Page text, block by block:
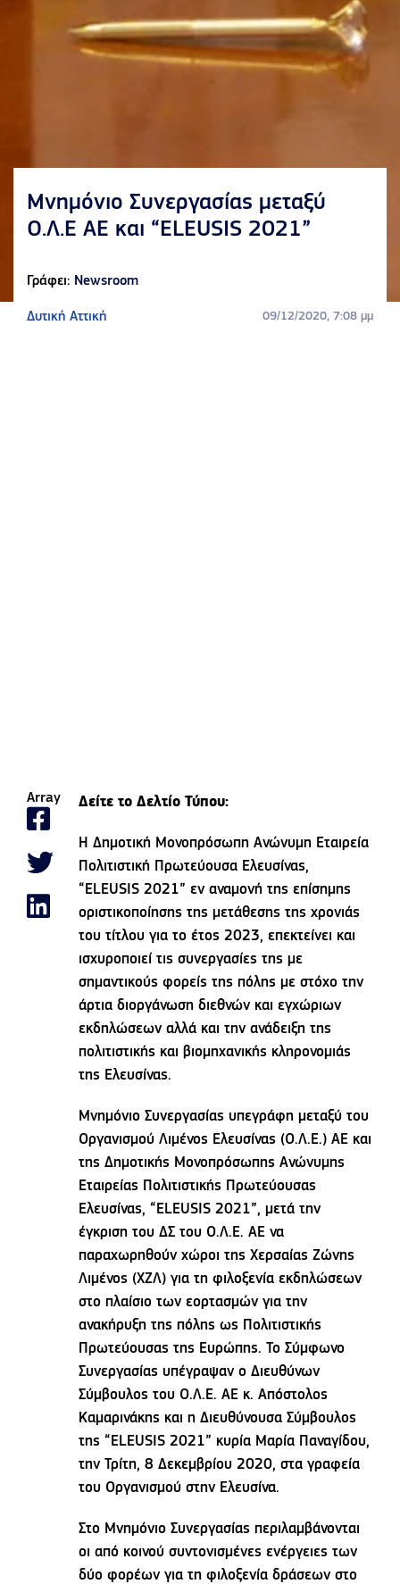
Μνημόνιο Συνεργασίας μεταξύ
Ο.Λ.Ε ΑΕ και “ELEUSIS 2021”
Γράφει: Newsroom
Δυτική Αττική 09/12/2020, 7:08 μμ
Array Δείτε το Δελτίο Τύπου:
Η Δημοτική Μονοπρόσωπη Ανώνυμη Εταιρεία
Πολιτιστική Πρωτεύουσα Ελευσίνας,
“ELEUSIS 2021” εν αναμονή της επίσημης
οριστικοποίησης της μετάθεσης της χρονιάς
του τίτλου για το έτος 2023, επεκτείνει και
ισχυροποιεί τις συνεργασίες της με
σημαντικούς φορείς της πόλης με στόχο την
άρτια διοργάνωση διεθνών και εγχώριων
εκδηλώσεων αλλά και την ανάδειξη της
πολιτιστικής και βιομηχανικής κληρονομιάς
της Ελευσίνας.
Μνημόνιο Συνεργασίας υπεγράφη μεταξύ του
Οργανισμού Λιμένος Ελευσίνας (Ο.Λ.Ε.) ΑΕ και
της Δημοτικής Μονοπρόσωπης Ανώνυμης
Εταιρείας Πολιτιστικής Πρωτεύουσας
Ελευσίνας, “ELEUSIS 2021”, μετά την
έγκριση του ΔΣ του Ο.Λ.Ε. ΑΕ να
παραχωρηθούν χώροι της Χερσαίας Ζώνης
Λιμένος (ΧΖΛ) για τη φιλοξενία εκδηλώσεων
στο πλαίσιο των εορτασμών για την
ανακήρυξη της πόλης ως Πολιτιστικής
Πρωτεύουσας της Ευρώπης. Το Σύμφωνο
Συνεργασίας υπέγραψαν ο Διευθύνων
Σύμβουλος του Ο.Λ.Ε. ΑΕ κ. Απόστολος
Καμαρινάκης και η Διευθύνουσα Σύμβουλος
της “ELEUSIS 2021” κυρία Μαρία Παναγίδου,
την Τρίτη, 8 Δεκεμβρίου 2020, στα γραφεία
του Οργανισμού στην Ελευσίνα.
Στο Μνημόνιο Συνεργασίας περιλαμβάνονται
οι από κοινού συντονισμένες ενέργειες των
δύο φορέων για τη φιλοξενία δράσεων στο